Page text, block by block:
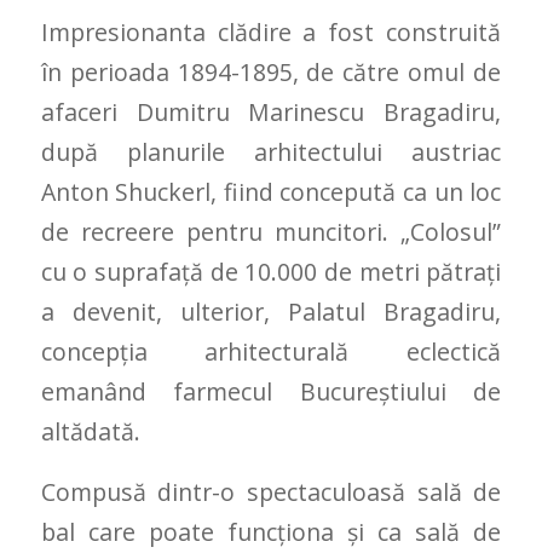
Impresionanta clădire a fost construită
în perioada 1894-1895, de către omul de
afaceri Dumitru Marinescu Bragadiru,
după planurile arhitectului austriac
Anton Shuckerl, fiind concepută ca un loc
de recreere pentru muncitori. „Colosul”
cu o suprafaţă de 10.000 de metri pătraţi
a devenit, ulterior, Palatul Bragadiru,
concepţia arhitecturală eclectică
emanând farmecul Bucureştiului de
altădată.
Compusă dintr-o spectaculoasă sală de
bal care poate funcţiona şi ca sală de